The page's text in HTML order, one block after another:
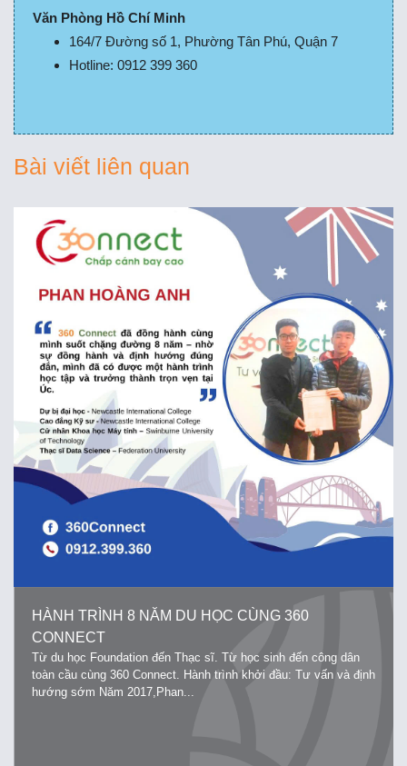
Văn Phòng Hồ Chí Minh
164/7 Đường số 1, Phường Tân Phú, Quận 7
Hotline: 0912 399 360
Bài viết liên quan
HÀNH TRÌNH 8 NĂM DU HỌC CÙNG 360
CONNECT
Từ du học Foundation đến Thạc sĩ. Từ học sinh đến công dân
toàn cầu cùng 360 Connect. Hành trình khởi đầu: Tư vấn và định
hướng sớm Năm 2017,Phan...